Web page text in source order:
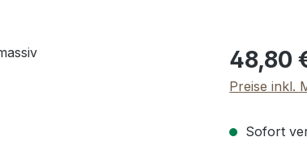
Regulärer
48,80
Preise inkl.
Sofort